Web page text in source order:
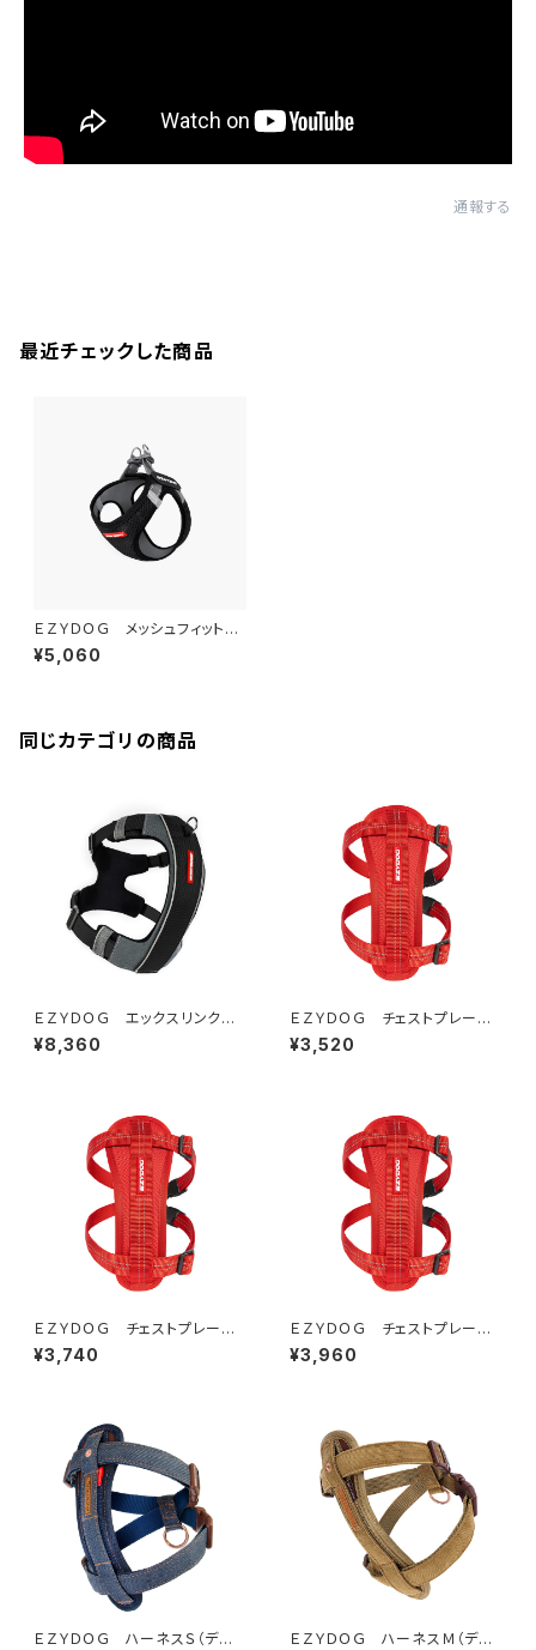
通報する
最近チェックした商品
ＥＺＹＤＯＧ メッシュフィットハ
ーネス XL (全4色)
¥5,060
同じカテゴリの商品
ＥＺＹＤＯＧ エックスリンクハ
ーネス S (全2色)
¥8,360
ＥＺＹＤＯＧ チェストプレート
ハーネス S(全3色)
¥3,520
ＥＺＹＤＯＧ チェストプレート
ハーネス M(全3色)
¥3,740
ＥＺＹＤＯＧ チェストプレート
ハーネス L(全3色)
¥3,960
ＥＺＹＤＯＧ ハーネスＳ（デニ
ＥＺＹＤＯＧ ハーネスＭ（デニ